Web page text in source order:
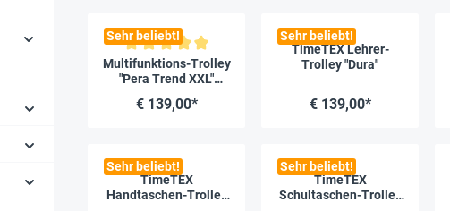
Sehr beliebt!
Durchschnittliche Bewertung von 5 von 5 Sternen
Multifunktions-Trolley
"Pera Trend XXL"
€ 139,00*
Sehr beliebt!
TimeTEX Lehrer-
Trolley "Dura"
€ 139,00*
Sehr beliebt!
TimeTEX
Handtaschen-Trolley
Sehr beliebt!
TimeTEX
Schultaschen-Trolley